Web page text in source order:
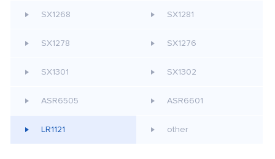
SX1268 SX1281
SX1278 SX1276
SX1301 SX1302
ASR6505 ASR6601
LR1121 other